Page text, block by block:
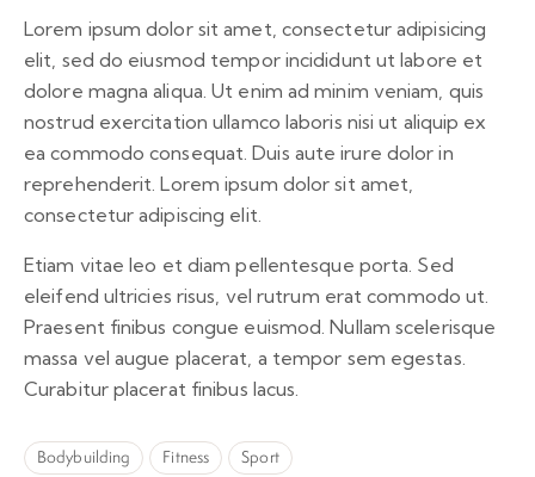
Lorem ipsum dolor sit amet, consectetur adipisicing
elit, sed do eiusmod tempor incididunt ut labore et
dolore magna aliqua. Ut enim ad minim veniam, quis
nostrud exercitation ullamco laboris nisi ut aliquip ex
ea commodo consequat. Duis aute irure dolor in
reprehenderit. Lorem ipsum dolor sit amet,
consectetur adipiscing elit.
Etiam vitae leo et diam pellentesque porta. Sed
eleifend ultricies risus, vel rutrum erat commodo ut.
Praesent finibus congue euismod. Nullam scelerisque
massa vel augue placerat, a tempor sem egestas.
Curabitur placerat finibus lacus.
Bodybuilding Fitness Sport